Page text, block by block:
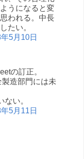
うになると変
われる。中長
たい。
5月10日
の訂正。
造部門には未
い。
5月11日